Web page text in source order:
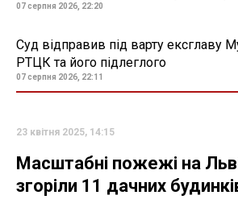
07 серпня 2026, 22:20
Суд відправив під варту ексглаву
РТЦК та його підлеглого
07 серпня 2026, 22:11
23 квітня 2025, 14:15
Масштабні пожежі на
згоріли 11 дачних